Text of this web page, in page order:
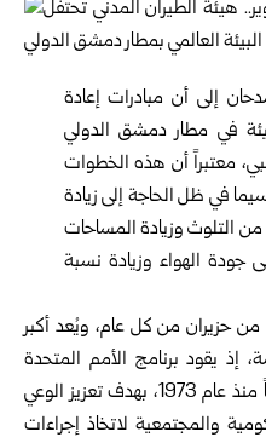
إلى أن مبادرات إعادة
في مطار دمشق الدولي
معتبراً أن هذه الخطوات
في ظل الحاجة إلى زيادة
من التلوث وزيادة المساحات
جودة الهواء وزيادة نسبة
ويُحتفل بيوم البيئة العالمي في الـ5 من حزيران من كل عام، ويُعد أكبر
إذ يقود برنامج الأمم المتحدة
للبيئة الاحتفال بهذه المناسبة سنوياً منذ عام 1973، بهدف تعزيز الوعي
والمجتمعية لاتخاذ إجراءات